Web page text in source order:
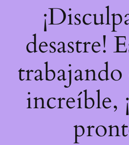
desastre!
increíble,